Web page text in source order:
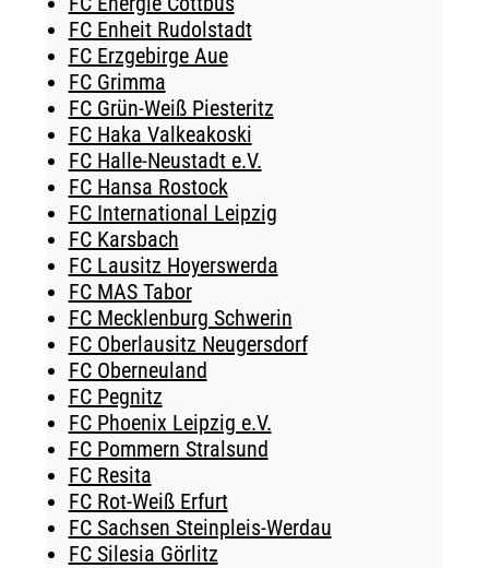
FC Enheit Rudolstadt
FC Erzgebirge Aue
FC Grimma
FC Grün-Weiß Piesteritz
FC Haka Valkeakoski
FC Halle-Neustadt e.V.
FC Hansa Rostock
FC International Leipzig
FC Karsbach
FC Lausitz Hoyerswerda
FC MAS Tabor
FC Mecklenburg Schwerin
FC Oberlausitz Neugersdorf
FC Oberneuland
FC Pegnitz
FC Phoenix Leipzig e.V.
FC Pommern Stralsund
FC Resita
FC Rot-Weiß Erfurt
FC Sachsen Steinpleis-Werdau
FC Silesia Görlitz